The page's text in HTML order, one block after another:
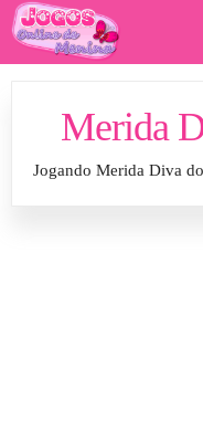
Merida
Jogando Merida Diva